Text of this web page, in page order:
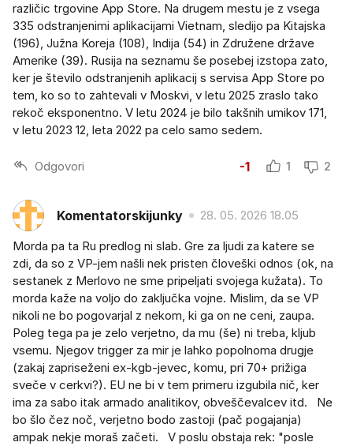
različic trgovine App Store. Na drugem mestu je z vsega
335 odstranjenimi aplikacijami Vietnam, sledijo pa Kitajska
(196), Južna Koreja (108), Indija (54) in Združene države
Amerike (39). Rusija na seznamu še posebej izstopa zato,
ker je število odstranjenih aplikacij s servisa App Store po
tem, ko so to zahtevali v Moskvi, v letu 2025 zraslo tako
rekoč eksponentno. V letu 2024 je bilo takšnih umikov 171,
v letu 2023 12, leta 2022 pa celo samo sedem.
Odgovori -1 1 2
Komentatorskijunky 28. 05. 2026 18.05
Morda pa ta Ru predlog ni slab. Gre za ljudi za katere se
zdi, da so z VP-jem našli nek pristen človeški odnos (ok, na
sestanek z Merlovo ne sme pripeljati svojega kužata). To
morda kaže na voljo do zaključka vojne. Mislim, da se VP
nikoli ne bo pogovarjal z nekom, ki ga on ne ceni, zaupa.
Poleg tega pa je zelo verjetno, da mu (še) ni treba, kljub
vsemu. Njegov trigger za mir je lahko popolnoma drugje
(zakaj zapriseženi ex-kgb-jevec, komu, pri 70+ prižiga
sveče v cerkvi?). EU ne bi v tem primeru izgubila nič, ker
ima za sabo itak armado analitikov, obveščevalcev itd. Ne
bo šlo čez noč, verjetno bodo zastoji (pač pogajanja)
ampak nekje moraš začeti. V poslu obstaja rek: "posle